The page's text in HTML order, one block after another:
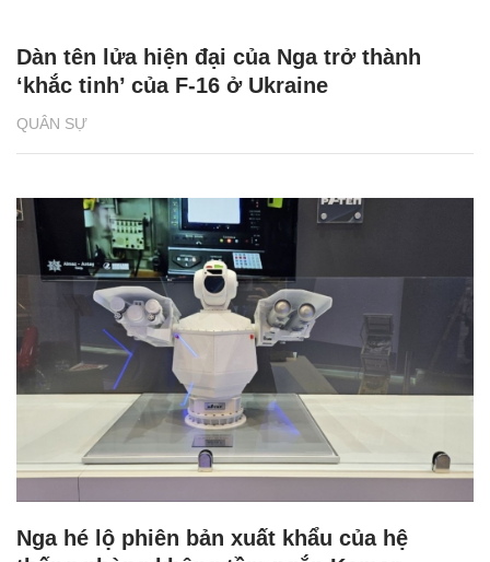
QUÂN SỰ
Dàn tên lửa hiện đại của Nga trở thành
‘khắc tinh’ của F-16 ở Ukraine
Nga hé lộ phiên bản xuất khẩu của hệ